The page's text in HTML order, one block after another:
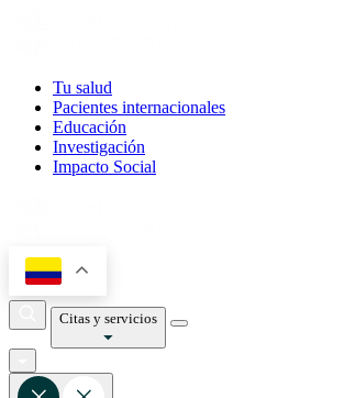
Tu salud
Pacientes internacionales
Educación
Investigación
Impacto Social
Citas y servicios